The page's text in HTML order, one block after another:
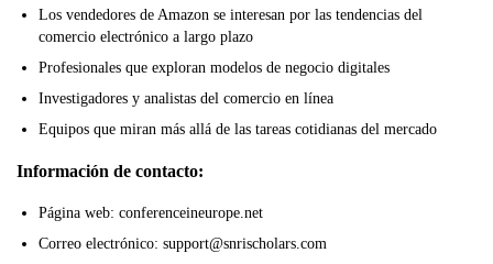
Los vendedores de Amazon se interesan por las tendencias del
comercio electrónico a largo plazo
Profesionales que exploran modelos de negocio digitales
Investigadores y analistas del comercio en línea
Equipos que miran más allá de las tareas cotidianas del mercado
Información de contacto:
Página web: conferenceineurope.net
Correo electrónico: support@snrischolars.com